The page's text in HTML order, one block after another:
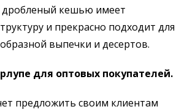
кешью имеет
и прекрасно подходит для
выпечки и десертов.
для оптовых покупателей.
предложить своим клиентам